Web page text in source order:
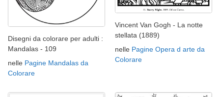
Disegni da colorare per adulti :
Mandalas - 109
nelle Pagine Mandalas da
Colorare
Vincent Van Gogh - La notte
stellata (1889)
nelle Pagine Opera d arte da
Colorare